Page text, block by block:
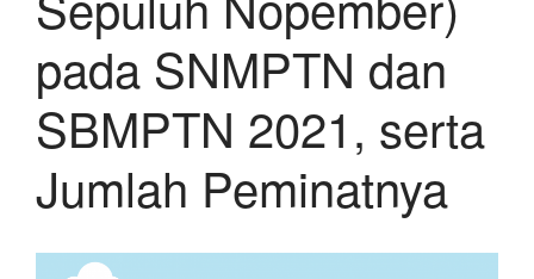
pada SNMPTN dan
SBMPTN 2021, serta
Jumlah Peminatnya